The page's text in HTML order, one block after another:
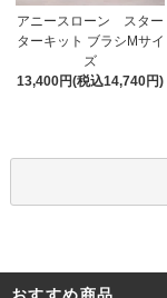
アニースローン スター
ターキット ブラシMサイ
ズ
13,400円(税込14,740円)